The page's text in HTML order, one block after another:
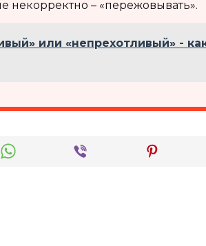
некорректно – «пережовывать».
или «непрехотливый» -